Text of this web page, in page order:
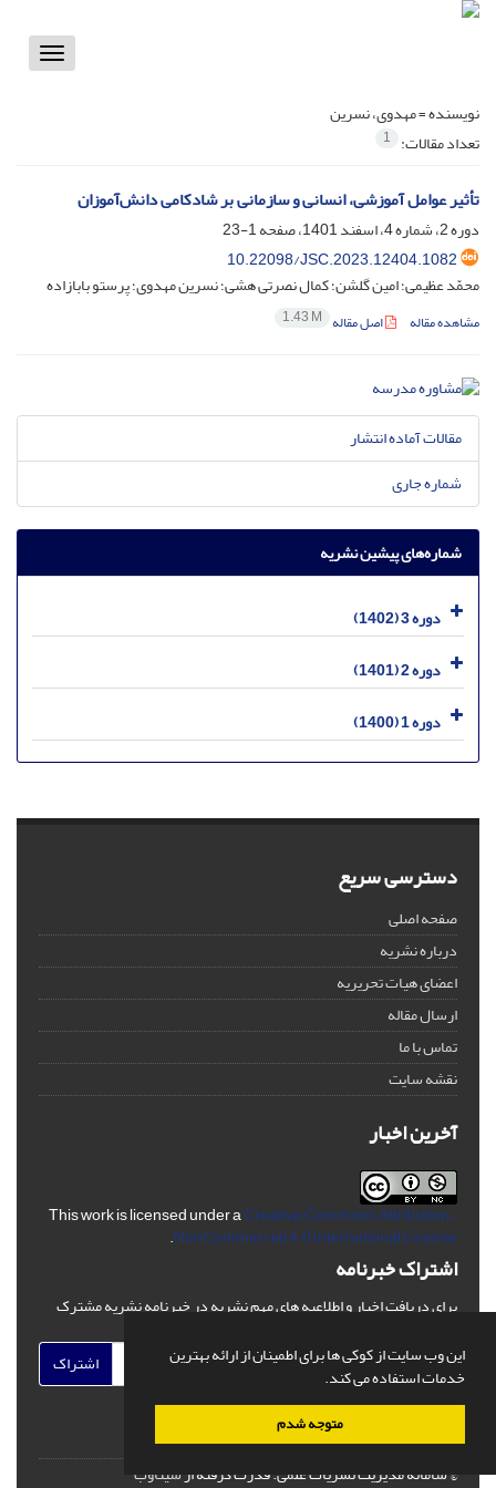
این وب سایت از کوکی ها برای اطمینان از ارائه بهترین
خدمات استفاده می کند.
متوجه شدم
Toggle
نویسنده =مهدوی، نسرین
تعداد مقالات: 1
تأثیر عوامل آموزشی، انسانی و سازمانی بر شادکامی دانش‌آموزان
دوره 2، شماره 4، اسفند 1401، صفحه
1-23
10.22098/JSC.2023.12404.1082
محمّد عظیمی؛ امین گلشن؛ کمال نصرتی هشی؛ نسرین مهدوی؛ پرستو بابازاده
مشاهده مقاله اصل مقاله 1.43 M
مقالات آماده انتشار
شماره جاری
شماره‌های پیشین نشریه
دوره 3 (1402)
دوره 2 (1401)
دوره 1 (1400)
دسترسی سریع
صفحه اصلی
درباره نشریه
اعضای هیات تحریریه
ارسال مقاله
تماس با ما
نقشه سایت
آخرین اخبار
This work is licensed under aCreative Commons Attribution-
NonCommercial 4.0 International License
.
اشتراک خبرنامه
برای دریافت اخبار و اطلاعیه های مهم نشریه در خبرنامه نشریه مشترک
اشتراک
© سامانه مدیریت نشریات علمی.قدرت گرفته ازسیناوب